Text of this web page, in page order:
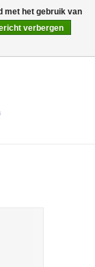
0 Artikelen - €0,00
met het gebruik van
verbergen
08